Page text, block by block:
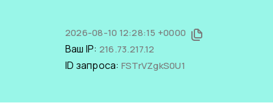
2026-08-10 12:28:15 +0000
Ваш IP: 216.73.217.12
ID запроса: FSTrVZgkS0U1